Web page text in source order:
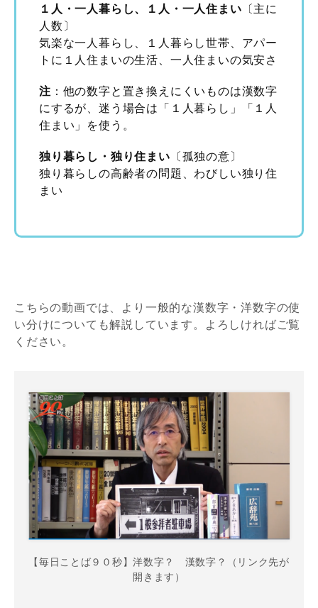
１人・一人暮らし、１人・一人住まい 〔主に
人数〕
気楽な一人暮らし、１人暮らし世帯、アパー
トに１人住まいの生活、一人住まいの気安さ
注：他の数字と置き換えにくいものは漢数字
にするが、迷う場合は「１人暮らし」「１人
住まい」を使う。
独り暮らし・独り住まい 〔孤独の意〕
独り暮らしの高齢者の問題、わびしい独り住
まい
こちらの動画では、より一般的な漢数字・洋数字の使
い分けについても解説しています。よろしければご覧
ください。
【毎日ことば９０秒】洋数字？ 漢数字？（リンク先が
開きます）